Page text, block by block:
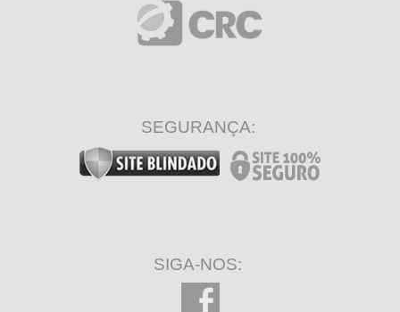
SEGURANÇA:
SIGA-NOS: